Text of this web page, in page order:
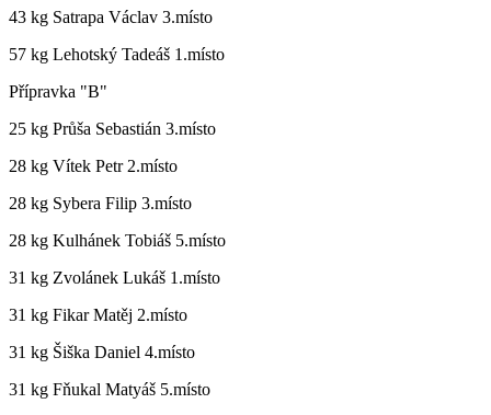
43 kg Satrapa Václav 3.místo
57 kg Lehotský Tadeáš 1.místo
Přípravka "B"
25 kg Průša Sebastián 3.místo
28 kg Vítek Petr 2.místo
28 kg Sybera Filip 3.místo
28 kg Kulhánek Tobiáš 5.místo
31 kg Zvolánek Lukáš 1.místo
31 kg Fikar Matěj 2.místo
31 kg Šiška Daniel 4.místo
31 kg Fňukal Matyáš 5.místo